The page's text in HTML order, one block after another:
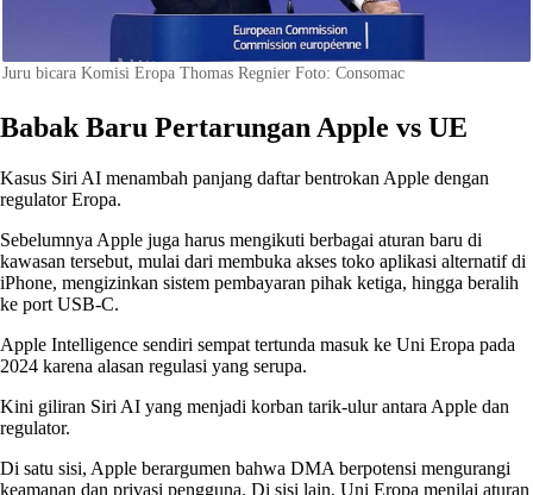
Juru bicara Komisi Eropa Thomas Regnier Foto: Consomac
Babak Baru Pertarungan Apple vs UE
Kasus Siri AI menambah panjang daftar bentrokan Apple dengan
regulator Eropa.
Sebelumnya Apple juga harus mengikuti berbagai aturan baru di
kawasan tersebut, mulai dari membuka akses toko aplikasi alternatif di
iPhone, mengizinkan sistem pembayaran pihak ketiga, hingga beralih
ke port USB-C.
Apple Intelligence sendiri sempat tertunda masuk ke Uni Eropa pada
2024 karena alasan regulasi yang serupa.
Kini giliran Siri AI yang menjadi korban tarik-ulur antara Apple dan
regulator.
Di satu sisi, Apple berargumen bahwa DMA berpotensi mengurangi
keamanan dan privasi pengguna. Di sisi lain, Uni Eropa menilai aturan